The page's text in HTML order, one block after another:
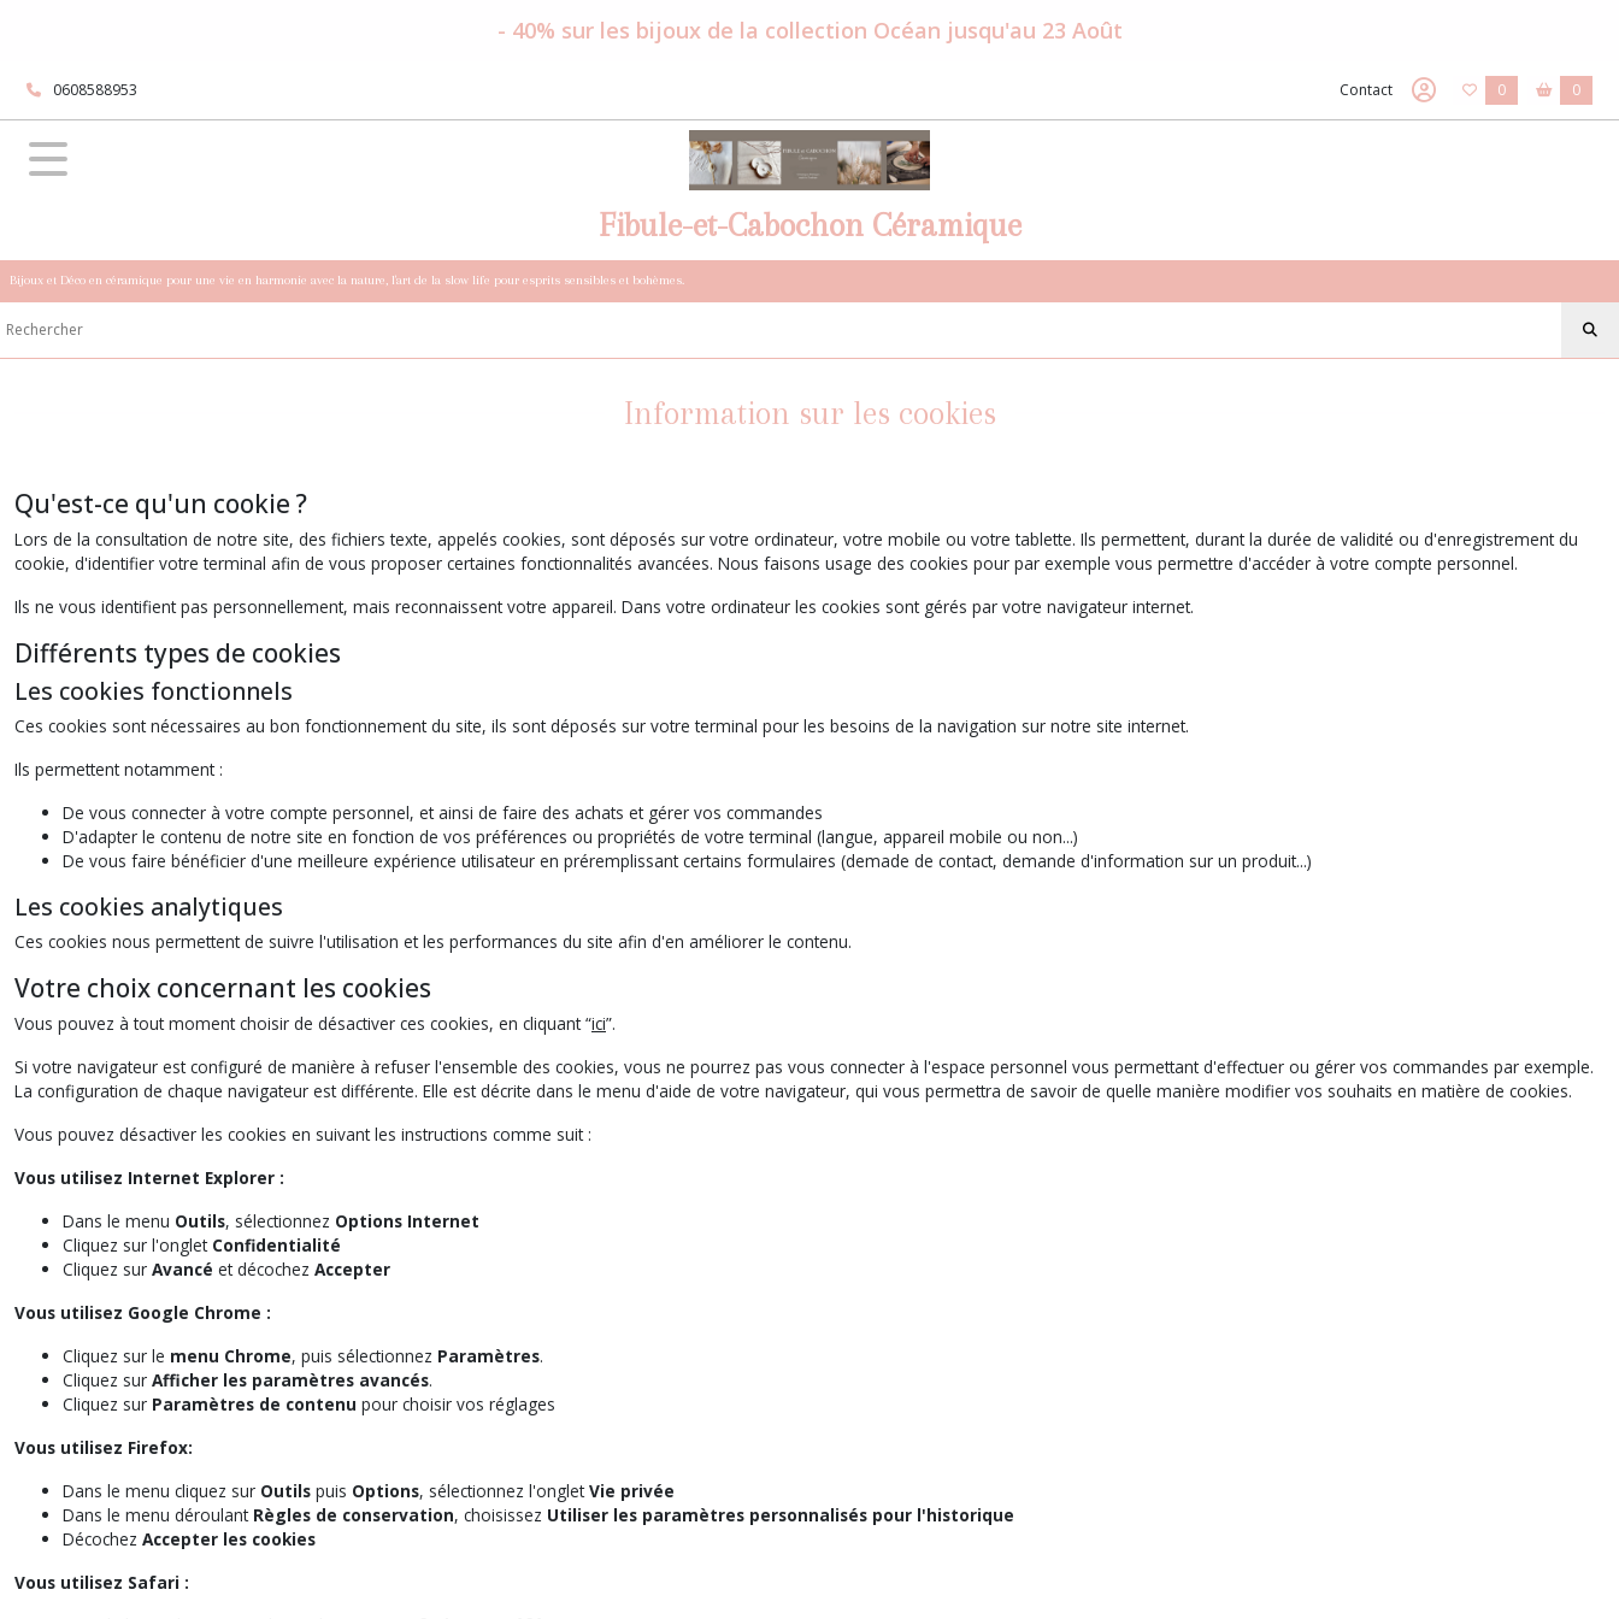
- 40% sur les bijoux de la collection Océan jusqu'au 23 Août
0608588953 Contact 0 0
Fibule-et-Cabochon Céramique
Bijoux et Déco en céramique pour une vie en harmonie avec la nature, l'art de la slow life pour esprits sensibles et bohèmes.
Information sur les cookies
Qu'est-ce qu'un cookie ?
Lors de la consultation de notre site, des fichiers texte, appelés cookies, sont déposés sur votre ordinateur, votre mobile ou votre tablette. Ils permettent, durant la durée de validité ou d'enregistrement du
cookie, d'identifier votre terminal afin de vous proposer certaines fonctionnalités avancées. Nous faisons usage des cookies pour par exemple vous permettre d'accéder à votre compte personnel.
Ils ne vous identifient pas personnellement, mais reconnaissent votre appareil. Dans votre ordinateur les cookies sont gérés par votre navigateur internet.
Différents types de cookies
Les cookies fonctionnels
Ces cookies sont nécessaires au bon fonctionnement du site, ils sont déposés sur votre terminal pour les besoins de la navigation sur notre site internet.
Ils permettent notamment :
De vous connecter à votre compte personnel, et ainsi de faire des achats et gérer vos commandes
D'adapter le contenu de notre site en fonction de vos préférences ou propriétés de votre terminal (langue, appareil mobile ou non...)
De vous faire bénéficier d'une meilleure expérience utilisateur en préremplissant certains formulaires (demade de contact, demande d'information sur un produit...)
Les cookies analytiques
Ces cookies nous permettent de suivre l'utilisation et les performances du site afin d'en améliorer le contenu.
Votre choix concernant les cookies
Vous pouvez à tout moment choisir de désactiver ces cookies, en cliquant “ici”.
Si votre navigateur est configuré de manière à refuser l'ensemble des cookies, vous ne pourrez pas vous connecter à l'espace personnel vous permettant d'effectuer ou gérer vos commandes par exemple.
La configuration de chaque navigateur est différente. Elle est décrite dans le menu d'aide de votre navigateur, qui vous permettra de savoir de quelle manière modifier vos souhaits en matière de cookies.
Vous pouvez désactiver les cookies en suivant les instructions comme suit :
Vous utilisez Internet Explorer :
Dans le menu Outils, sélectionnez Options Internet
Cliquez sur l'onglet Confidentialité
Cliquez sur Avancé et décochez Accepter
Vous utilisez Google Chrome :
Cliquez sur le menu Chrome, puis sélectionnez Paramètres.
Cliquez sur Afficher les paramètres avancés.
Cliquez sur Paramètres de contenu pour choisir vos réglages
Vous utilisez Firefox:
Dans le menu cliquez sur Outils puis Options, sélectionnez l'ongletVie privée
Dans le menu déroulant Règles de conservation, choisissez Utiliser les paramètres personnalisés pour l'historique
Décochez Accepter les cookies
Vous utilisez Safari :